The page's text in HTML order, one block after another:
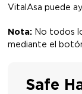
VitalAsa puede
Nota: No todos
mediante el
Safe